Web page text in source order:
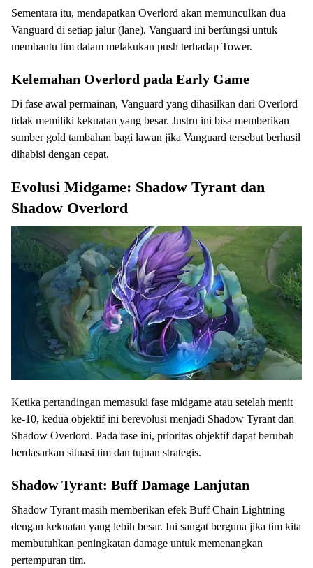
Sementara itu, mendapatkan Overlord akan memunculkan dua
Vanguard di setiap jalur (lane). Vanguard ini berfungsi untuk
membantu tim dalam melakukan push terhadap Tower.
Kelemahan Overlord pada Early Game
Di fase awal permainan, Vanguard yang dihasilkan dari Overlord
tidak memiliki kekuatan yang besar. Justru ini bisa memberikan
sumber gold tambahan bagi lawan jika Vanguard tersebut berhasil
dihabisi dengan cepat.
Evolusi Midgame: Shadow Tyrant dan
Shadow Overlord
Ketika pertandingan memasuki fase midgame atau setelah menit
ke-10, kedua objektif ini berevolusi menjadi Shadow Tyrant dan
Shadow Overlord. Pada fase ini, prioritas objektif dapat berubah
berdasarkan situasi tim dan tujuan strategis.
Shadow Tyrant: Buff Damage Lanjutan
Shadow Tyrant masih memberikan efek Buff Chain Lightning
dengan kekuatan yang lebih besar. Ini sangat berguna jika tim kita
membutuhkan peningkatan damage untuk memenangkan
pertempuran tim.